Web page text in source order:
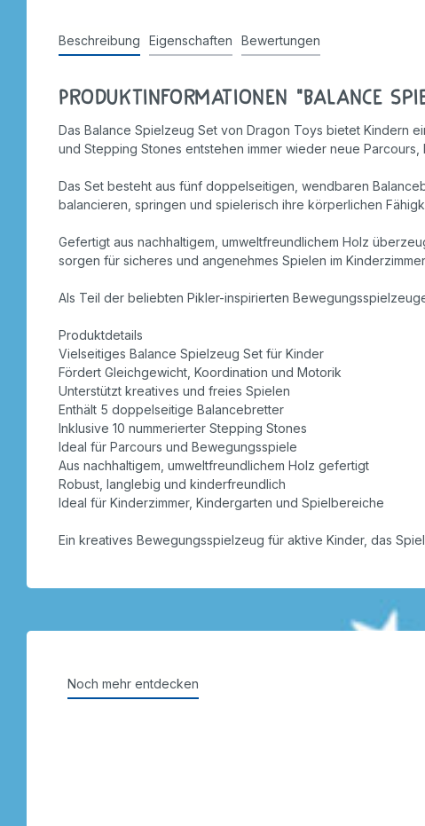
Beschreibung Eigenschaften Bewertungen
Produktinformationen "Balance
Das Balance Spielzeug Set von Dragon Toys bietet Kindern
und Stepping Stones entstehen immer wieder neue
Das Set besteht aus fünf doppelseitigen, wendbaren
balancieren, springen und spielerisch ihre körperlichen
Gefertigt aus nachhaltigem, umweltfreundlichem Holz
sorgen für sicheres und angenehmes Spielen im
Als Teil der beliebten Pikler-inspirierten
Produktdetails
Vielseitiges Balance Spielzeug Set für Kinder
Fördert Gleichgewicht, Koordination und Motorik
Unterstützt kreatives und freies Spielen
Enthält 5 doppelseitige Balancebretter
Inklusive 10 nummerierter Stepping Stones
Ideal für Parcours und Bewegungsspiele
Aus nachhaltigem, umweltfreundlichem Holz gefertigt
Robust, langlebig und kinderfreundlich
Ideal für Kinderzimmer, Kindergarten und Spielbereiche
Ein kreatives Bewegungsspielzeug für aktive Kinder, das
Noch mehr entdecken